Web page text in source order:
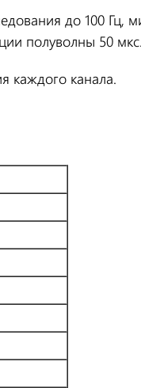
до 100 Гц,
полуволны 50 мкс.
каждого канала.